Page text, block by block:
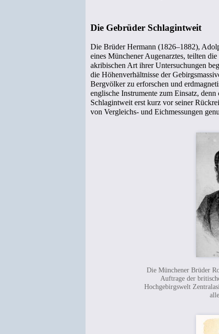
Die Gebrüder Schlagintweit
Die Brüder Hermann (1826–1882),
eines Münchener Augenarztes, teilten
akribischen Art ihrer Untersuchungen
die Höhenverhältnisse der
Bergvölker zu erforschen und
englische Instrumente zum Einsatz,
Schlagintweit erst kurz vor seiner
von Vergleichs- und Eichmessungen
Die Münchener Brüder
Auftrage der
Hochgebirgswelt